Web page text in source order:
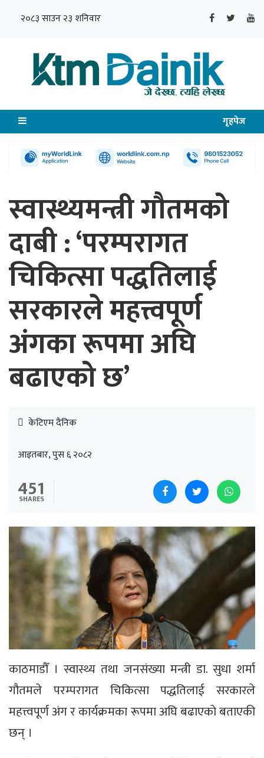
२०८३ साउन २३ शनिवार
गृहपेज
स्वास्थ्यमन्त्री गौतमको
दाबी : ‘परम्परागत
चिकित्सा पद्धतिलाई
सरकारले महत्त्वपूर्ण
अंगका रूपमा अघि
बढाएको छ’
केटिएम दैनिक
आइतबार, पुस ६ २०८२
451
SHARES
काठमाडौँ । स्वास्थ्य तथा जनसंख्या मन्त्री डा. सुधा शर्मा
गौतमले परम्परागत चिकित्सा पद्धतिलाई सरकारले
महत्त्वपूर्ण अंग र कार्यक्रमका रूपमा अघि बढाएको बताएकी
छन् ।